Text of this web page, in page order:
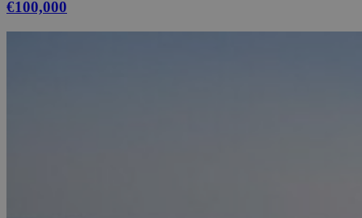
€100,000